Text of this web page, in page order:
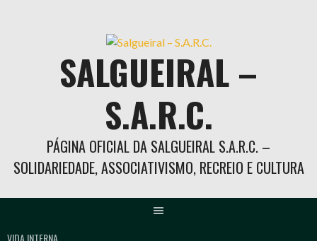
SALGUEIRAL –
S.A.R.C.
PÁGINA OFICIAL DA SALGUEIRAL S.A.R.C. –
SOLIDARIEDADE, ASSOCIATIVISMO, RECREIO E CULTURA
VIDA INTERNA